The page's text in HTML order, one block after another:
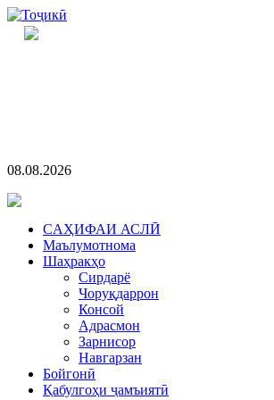
08.08.2026
CАҲИФАИ АСЛӢ
Маълумотнома
Шаҳракҳо
Сирдарё
Чоруқдаррон
Консой
Адрасмон
Зарнисор
Навгарзан
Бойгонӣ
Қабулгоҳи ҷамъиятӣ